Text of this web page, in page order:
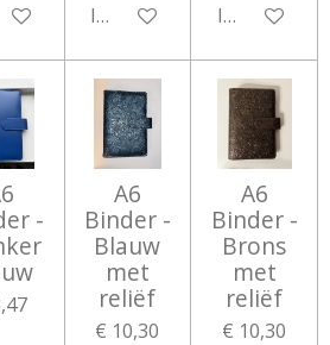
In winkelwagenIn
-
A6
Binder -
Blauw
met
reliëf
€ 10,30
A6
Binder -
Brons
met
reliëf
€ 10,30